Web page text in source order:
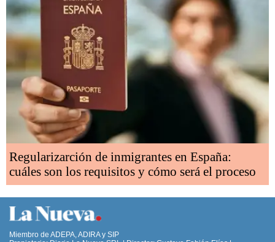
Regularizarción de inmigrantes en España:
cuáles son los requisitos y cómo será el proceso
Miembro de ADEPA, ADIRA y SIP